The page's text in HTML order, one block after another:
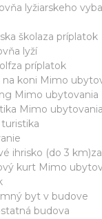
lyžiarskeho
školaza príplatok
lyží
príplatok
na koni Mimo
Mimo ubytovania
Mimo ubytovania
turistika
ihrisko (do 3
kurt Mimo
byt v budove
budova